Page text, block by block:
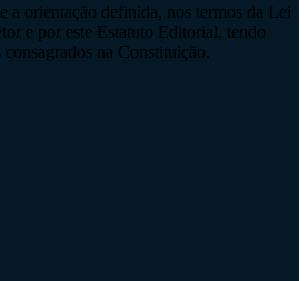
a orientação definida, nos termos da Lei
e por este Estatuto Editorial, tendo
na Constituição.